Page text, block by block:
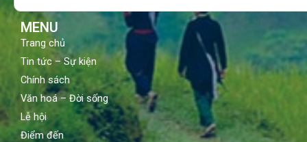
MENU
Trang chủ
Tin tức – Sự kiện
Chính sách
Văn hoá – Đời sống
Lễ hội
Điểm đến